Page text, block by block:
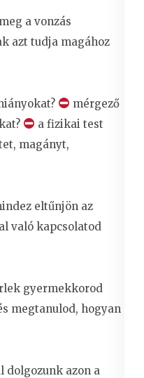
a vonzás
azt tudja magához
mérgező
a fizikai test
magányt,
eltűnjön az
való kapcsolatod
gyermekkorod
megtanulod, hogyan
dolgozunk azon a